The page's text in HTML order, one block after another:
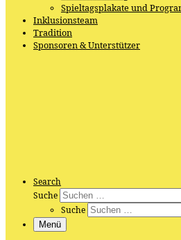
Spieltagsplakate und
Inklusionsteam
Tradition
Sponsoren & Unterstützer
Search
Suche
Suche
Menü